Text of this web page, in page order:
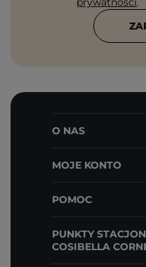
O NAS
MOJE KONTO
POMOC
PUNKTY
COSIBELLA